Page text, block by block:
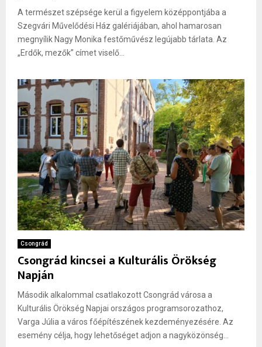
A természet szépsége kerül a figyelem középpontjába a
Szegvári Művelődési Ház galériájában, ahol hamarosan
megnyílik Nagy Monika festőművész legújabb tárlata. Az
„Erdők, mezők” címet viselő...
Csongrád
Csongrád kincsei a Kulturális Örökség
Napján
Második alkalommal csatlakozott Csongrád városa a
Kulturális Örökség Napjai országos programsorozathoz,
Varga Júlia a város főépítészének kezdeményezésére. Az
esemény célja, hogy lehetőséget adjon a nagyközönség...